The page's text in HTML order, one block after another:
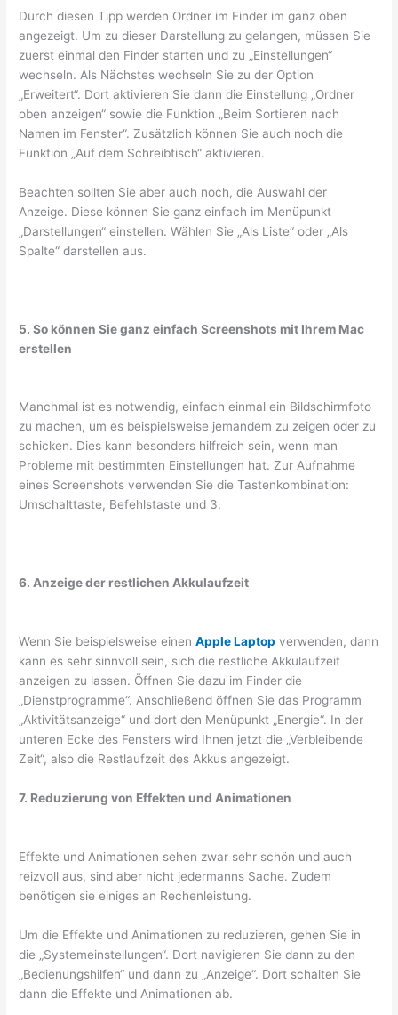
Durch diesen Tipp werden Ordner im Finder im ganz oben
angezeigt. Um zu dieser Darstellung zu gelangen, müssen Sie
zuerst einmal den Finder starten und zu „Einstellungen“
wechseln. Als Nächstes wechseln Sie zu der Option
„Erweitert“. Dort aktivieren Sie dann die Einstellung „Ordner
oben anzeigen“ sowie die Funktion „Beim Sortieren nach
Namen im Fenster“. Zusätzlich können Sie auch noch die
Funktion „Auf dem Schreibtisch“ aktivieren.
Beachten sollten Sie aber auch noch, die Auswahl der
Anzeige. Diese können Sie ganz einfach im Menüpunkt
„Darstellungen“ einstellen. Wählen Sie „Als Liste“ oder „Als
Spalte“ darstellen aus.
5. So können Sie ganz einfach Screenshots mit Ihrem Mac
erstellen
Manchmal ist es notwendig, einfach einmal ein Bildschirmfoto
zu machen, um es beispielsweise jemandem zu zeigen oder zu
schicken. Dies kann besonders hilfreich sein, wenn man
Probleme mit bestimmten Einstellungen hat. Zur Aufnahme
eines Screenshots verwenden Sie die Tastenkombination:
Umschalttaste, Befehlstaste und 3.
6. Anzeige der restlichen Akkulaufzeit
Wenn Sie beispielsweise einenApple Laptop verwenden, dann
kann es sehr sinnvoll sein, sich die restliche Akkulaufzeit
anzeigen zu lassen. Öffnen Sie dazu im Finder die
„Dienstprogramme“. Anschließend öffnen Sie das Programm
„Aktivitätsanzeige“ und dort den Menüpunkt „Energie“. In der
unteren Ecke des Fensters wird Ihnen jetzt die „Verbleibende
Zeit“, also die Restlaufzeit des Akkus angezeigt.
7. Reduzierung von Effekten und Animationen
Effekte und Animationen sehen zwar sehr schön und auch
reizvoll aus, sind aber nicht jedermanns Sache. Zudem
benötigen sie einiges an Rechenleistung.
Um die Effekte und Animationen zu reduzieren, gehen Sie in
die „Systemeinstellungen“. Dort navigieren Sie dann zu den
„Bedienungshilfen“ und dann zu „Anzeige“. Dort schalten Sie
dann die Effekte und Animationen ab.